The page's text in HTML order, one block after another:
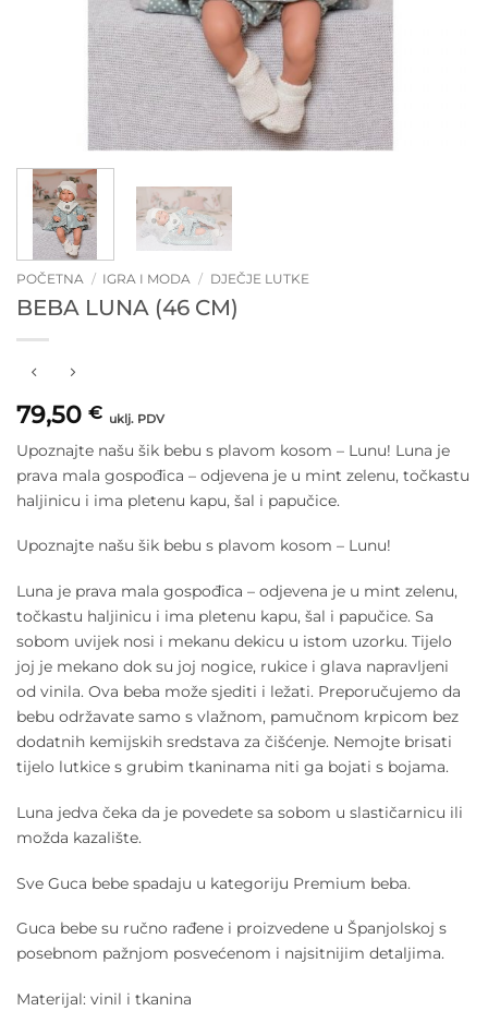
POČETNA / IGRA I MODA / DJEČJE LUTKE
BEBA LUNA (46 CM)
79,50 € uklj. PDV
Upoznajte našu šik bebu s plavom kosom – Lunu! Luna je
prava mala gospođica – odjevena je u mint zelenu, točkastu
haljinicu i ima pletenu kapu, šal i papučice.
Upoznajte našu šik bebu s plavom kosom – Lunu!
Luna je prava mala gospođica – odjevena je u mint zelenu,
točkastu haljinicu i ima pletenu kapu, šal i papučice. Sa
sobom uvijek nosi i mekanu dekicu u istom uzorku. Tijelo
joj je mekano dok su joj nogice, rukice i glava napravljeni
od vinila. Ova beba može sjediti i ležati. Preporučujemo da
bebu održavate samo s vlažnom, pamučnom krpicom bez
dodatnih kemijskih sredstava za čišćenje. Nemojte brisati
tijelo lutkice s grubim tkaninama niti ga bojati s bojama.
Luna jedva čeka da je povedete sa sobom u slastičarnicu ili
možda kazalište.
Sve Guca bebe spadaju u kategoriju Premium beba.
Guca bebe su ručno rađene i proizvedene u Španjolskoj s
posebnom pažnjom posvećenom i najsitnijim detaljima.
Materijal: vinil i tkanina